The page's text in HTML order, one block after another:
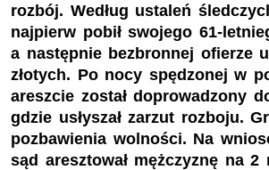
rozbój. Według ustaleń
najpierw pobił swojego 61-
a następnie bezbronnej ofierze
złotych. Po nocy spędzonej w
areszcie został doprowadzony
gdzie usłyszał zarzut rozboju.
pozbawienia wolności. Na
sąd aresztował mężczyznę na 2